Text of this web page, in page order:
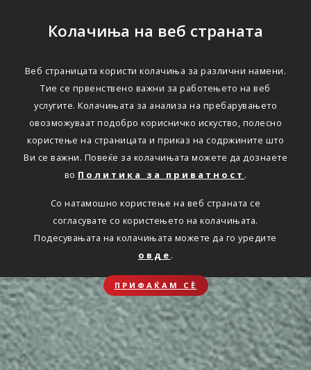
Колачиња на веб страната
Веб страницата користи колачиња за различни намени.
Тие се првенствено важни за работењето на веб
услугите. Колачињата за анализа на пребарувањето
овозможуваат подобро корисничко искуство, полесно
користење на страницата и приказ на содржините што
Ви се важни. Повеќе за колачињата можете да дознаете
во Политика за приватност .
Со натамошно користење на веб страната се
согласувате со користењето на колачињата.
Подесувањата на колачињата можете да го уредите
овде .
ПРИФАЌАМ СЀ